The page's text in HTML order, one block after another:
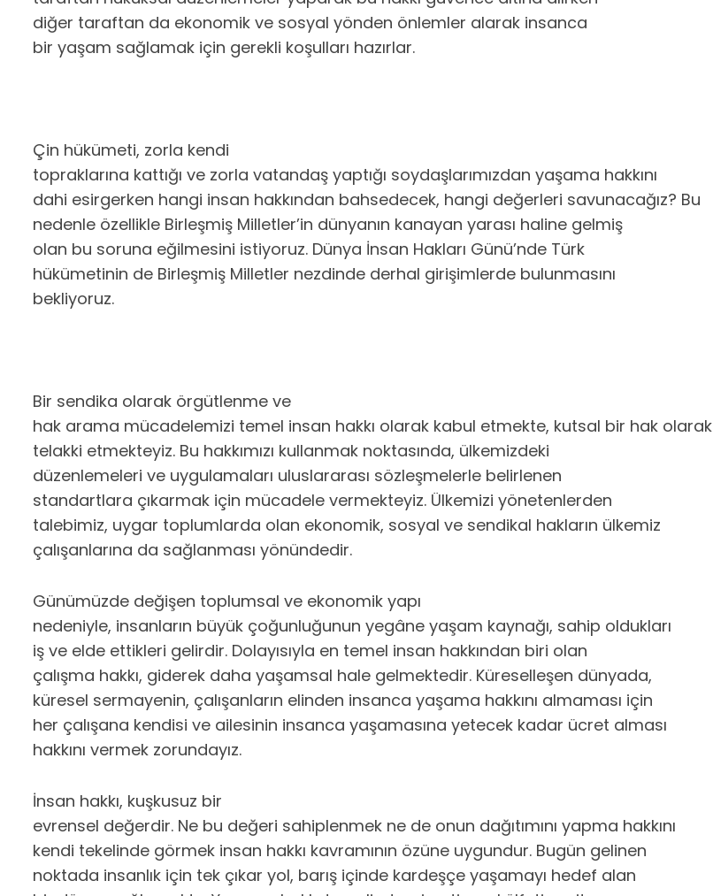
diğer taraftan da ekonomik ve sosyal yönden önlemler alarak insanca
bir yaşam sağlamak için gerekli koşulları hazırlar.
Çin hükümeti, zorla kendi
topraklarına kattığı ve zorla vatandaş yaptığı soydaşlarımızdan yaşama hakkını
dahi esirgerken hangi insan hakkından bahsedecek, hangi değerleri savunacağız? Bu
nedenle özellikle Birleşmiş Milletler’in dünyanın kanayan yarası haline gelmiş
olan bu soruna eğilmesini istiyoruz. Dünya İnsan Hakları Günü’nde Türk
hükümetinin de Birleşmiş Milletler nezdinde derhal girişimlerde bulunmasını
bekliyoruz.
Bir sendika olarak örgütlenme ve
hak arama mücadelemizi temel insan hakkı olarak kabul etmekte, kutsal bir hak olarak
telakki etmekteyiz. Bu hakkımızı kullanmak noktasında, ülkemizdeki
düzenlemeleri ve uygulamaları uluslararası sözleşmelerle belirlenen
standartlara çıkarmak için mücadele vermekteyiz. Ülkemizi yönetenlerden
talebimiz, uygar toplumlarda olan ekonomik, sosyal ve sendikal hakların ülkemiz
çalışanlarına da sağlanması yönündedir.
Günümüzde değişen toplumsal ve ekonomik yapı
nedeniyle, insanların büyük çoğunluğunun yegâne yaşam kaynağı, sahip oldukları
iş ve elde ettikleri gelirdir. Dolayısıyla en temel insan hakkından biri olan
çalışma hakkı, giderek daha yaşamsal hale gelmektedir. Küreselleşen dünyada,
küresel sermayenin, çalışanların elinden insanca yaşama hakkını almaması için
her çalışana kendisi ve ailesinin insanca yaşamasına yetecek kadar ücret alması
hakkını vermek zorundayız.
İnsan hakkı, kuşkusuz bir
evrensel değerdir. Ne bu değeri sahiplenmek ne de onun dağıtımını yapma hakkını
kendi tekelinde görmek insan hakkı kavramının özüne uygundur. Bugün gelinen
noktada insanlık için tek çıkar yol, barış içinde kardeşçe yaşamayı hedef alan